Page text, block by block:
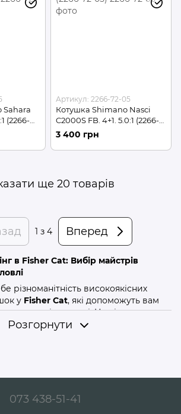
Sahara
(2266-
Артикул: 2266-72-05
Котушка Shimano Nasci
C2000S FB. 4+1. 5.0:1 (2266-
72-05)
3 400 грн
ще 20 товарів
1 з 4 Вперед
в Fisher Cat: Вибір майстрів
різноманітність високоякісних
у Fisher Cat, які допоможуть вам
результатів на воді. Наші котушки на
для ловлі хижаків,
: Виготовлені з міцних
та інтенсивне використання.
Розгорнути
073 438-51-41